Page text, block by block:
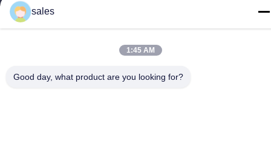
China Gute Qualität Baustellenhebe Lieferant. Copyright © -2026
Rechte vorbehalten.
sales
1:45 AM
Good day, what product are you looking for?